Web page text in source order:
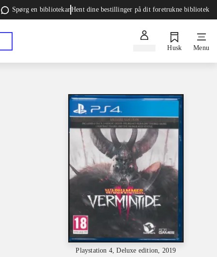
Spørg en bibliotekarHent dine bestillinger på dit foretrukne bibliotek
Husk Menu
Playstation 4, Deluxe edition, 2019